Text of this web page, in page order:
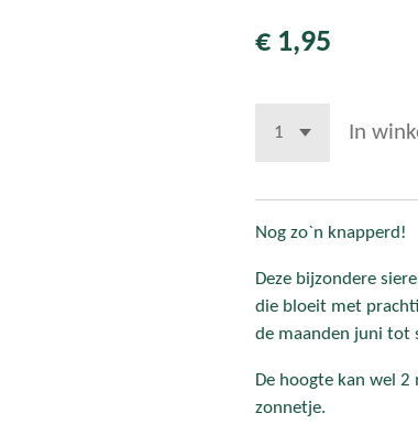
€ 1,95
In
Nog zo`n knapperd!
Deze bijzondere
die bloeit met
de maanden juni tot
De hoogte kan wel
zonnetje.